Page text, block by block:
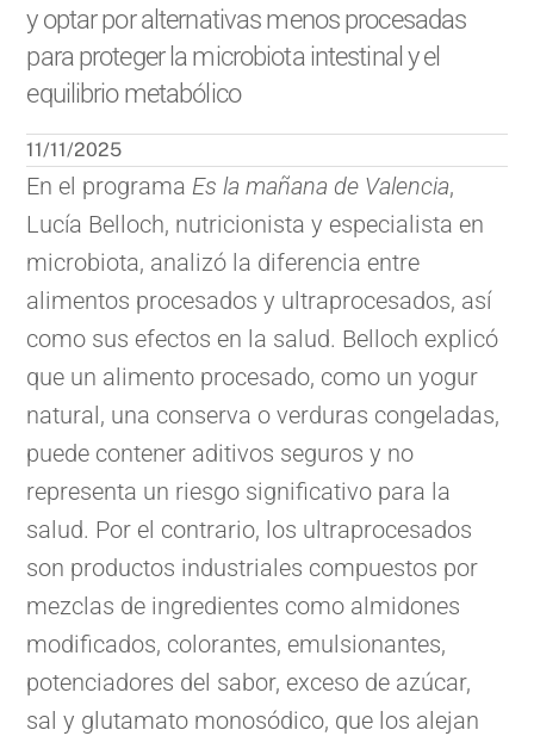
y optar por alternativas menos procesadas
para proteger la microbiota intestinal y el
equilibrio metabólico
11/11/2025
En el programaEs la mañana de Valencia,
Lucía Belloch, nutricionista y especialista en
microbiota, analizó la diferencia entre
alimentos procesados y ultraprocesados, así
como sus efectos en la salud. Belloch explicó
que un alimento procesado, como un yogur
natural, una conserva o verduras congeladas,
puede contener aditivos seguros y no
representa un riesgo significativo para la
salud. Por el contrario, los ultraprocesados
son productos industriales compuestos por
mezclas de ingredientes como almidones
modificados, colorantes, emulsionantes,
potenciadores del sabor, exceso de azúcar,
sal y glutamato monosódico, que los alejan